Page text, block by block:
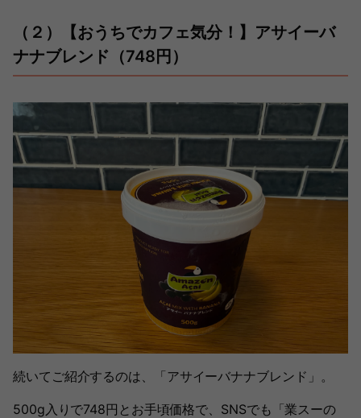
（２）【おうちでカフェ気分！】アサイーバ
ナナブレンド（748円）
続いてご紹介するのは、「アサイーバナナブレンド」。
500g入りで748円とお手頃価格で、SNSでも「業スーの